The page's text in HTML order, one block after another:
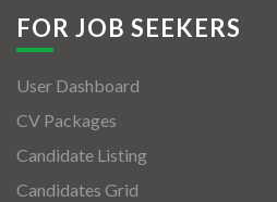
FOR JOB SEEKERS
User Dashboard
CV Packages
Candidate Listing
Candidates Grid